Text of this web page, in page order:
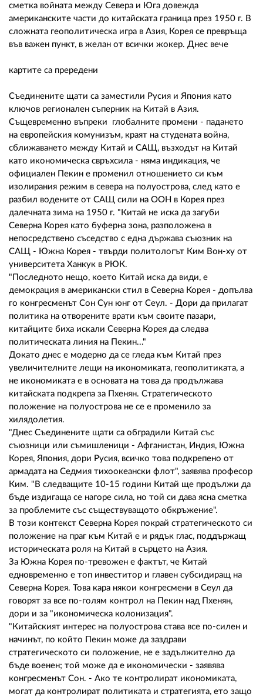
сметка войната между Севера и Юга довежда
американските части до китайската граница през 1950 г. В
сложната геополитическа игра в Азия, Корея се превръща
във важен пункт, в желан от всички жокер. Днес вече
картите са прередени
Съединените щати са заместили Русия и Япония като
ключов регионален съперник на Китай в Азия.
Същевременно въпреки глобалните промени - падането
на европейския комунизъм, краят на студената война,
сближаването между Китай и САЩ, възходът на Китай
като икономическа свръхсила - няма индикация, че
официален Пекин е променил отношението си към
изолирания режим в севера на полуострова, след като е
разбил водените от САЩ сили на ООН в Корея през
далечната зима на 1950 г. "Китай не иска да загуби
Северна Корея като буферна зона, разположена в
непосредствено съседство с една държава съюзник на
САЩ - Южна Корея - твърди политологът Ким Вон-ху от
университета Ханкук в РЮК.
"Последното нещо, което Китай иска да види, е
демокрация в американски стил в Северна Корея - допълва
го конгресменът Сон Сун юнг от Сеул. - Дори да прилагат
политика на отворените врати към своите пазари,
китайците биха искали Северна Корея да следва
политическата линия на Пекин..."
Докато днес е модерно да се гледа към Китай през
увеличителните лещи на икономиката, геополитиката, а
не икономиката е в основата на това да продължава
китайската подкрепа за Пхенян. Стратегическото
положение на полуострова не се е променило за
хилядолетия.
"Днес Съединените щати са обградили Китай със
съюзници или съмишленици - Афганистан, Индия, Южна
Корея, Япония, дори Русия, всичко това подкрепено от
армадата на Седмия тихоокеански флот", заявява професор
Ким. "В следващите 10-15 години Китай ще продължи да
бъде издигаща се нагоре сила, но той си дава ясна сметка
за проблемите със съществуващото обкръжение".
В този контекст Северна Корея покрай стратегическото си
положение на праг към Китай е и рядък глас, поддържащ
историческата роля на Китай в сърцето на Азия.
За Южна Корея по-тревожен е фактът, че Китай
едновременно е топ инвеститор и главен субсидиращ на
Северна Корея. Това кара някои конгресмени в Сеул да
говорят за все по-голям контрол на Пекин над Пхенян,
дори и за "икономическа колонизация".
"Китайският интерес на полуострова става все по-силен и
начинът, по който Пекин може да заздрави
стратегическото си положение, не е задължително да
бъде военен; той може да е икономически - заявява
конгресменът Сон. - Ако те контролират икономиката,
могат да контролират политиката и стратегията, ето защо